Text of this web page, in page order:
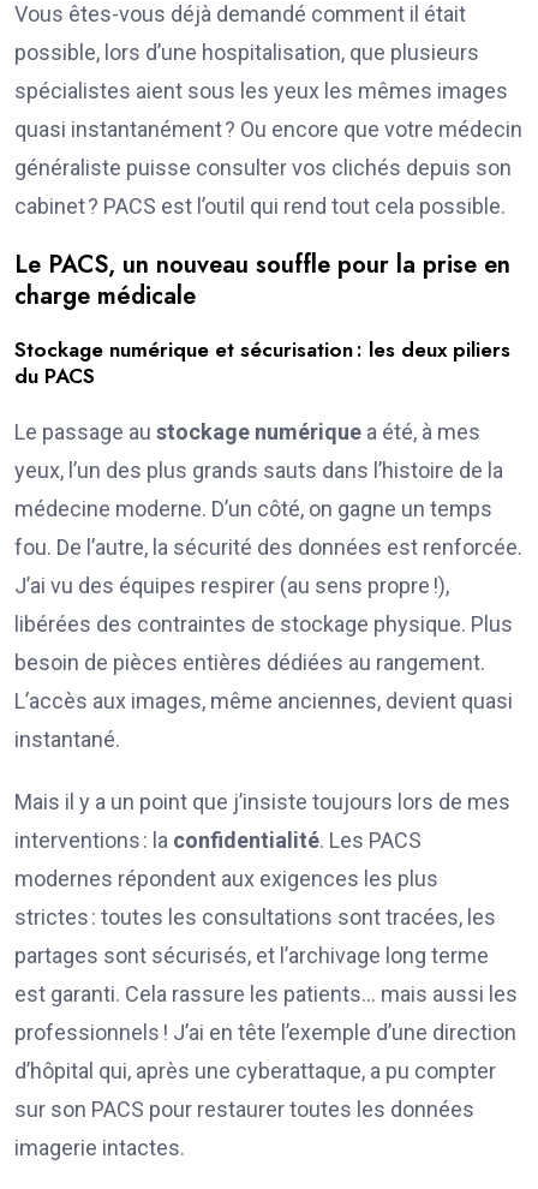
Vous êtes-vous déjà demandé comment il était
possible, lors d’une hospitalisation, que plusieurs
spécialistes aient sous les yeux les mêmes images
quasi instantanément ? Ou encore que votre médecin
généraliste puisse consulter vos clichés depuis son
cabinet ? PACS est l’outil qui rend tout cela possible.
Le PACS, un nouveau souffle pour la prise en
charge médicale
Stockage numérique et sécurisation : les deux piliers
du PACS
Le passage au stockage numérique a été, à mes
yeux, l’un des plus grands sauts dans l’histoire de la
médecine moderne. D’un côté, on gagne un temps
fou. De l’autre, la sécurité des données est renforcée.
J’ai vu des équipes respirer (au sens propre !),
libérées des contraintes de stockage physique. Plus
besoin de pièces entières dédiées au rangement.
L’accès aux images, même anciennes, devient quasi
instantané.
Mais il y a un point que j’insiste toujours lors de mes
interventions : la confidentialité. Les PACS
modernes répondent aux exigences les plus
strictes : toutes les consultations sont tracées, les
partages sont sécurisés, et l’archivage long terme
est garanti. Cela rassure les patients… mais aussi les
professionnels ! J’ai en tête l’exemple d’une direction
d’hôpital qui, après une cyberattaque, a pu compter
sur son PACS pour restaurer toutes les données
imagerie intactes.